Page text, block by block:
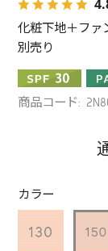
化粧下地＋フ
別売り
商品コード:
カラー